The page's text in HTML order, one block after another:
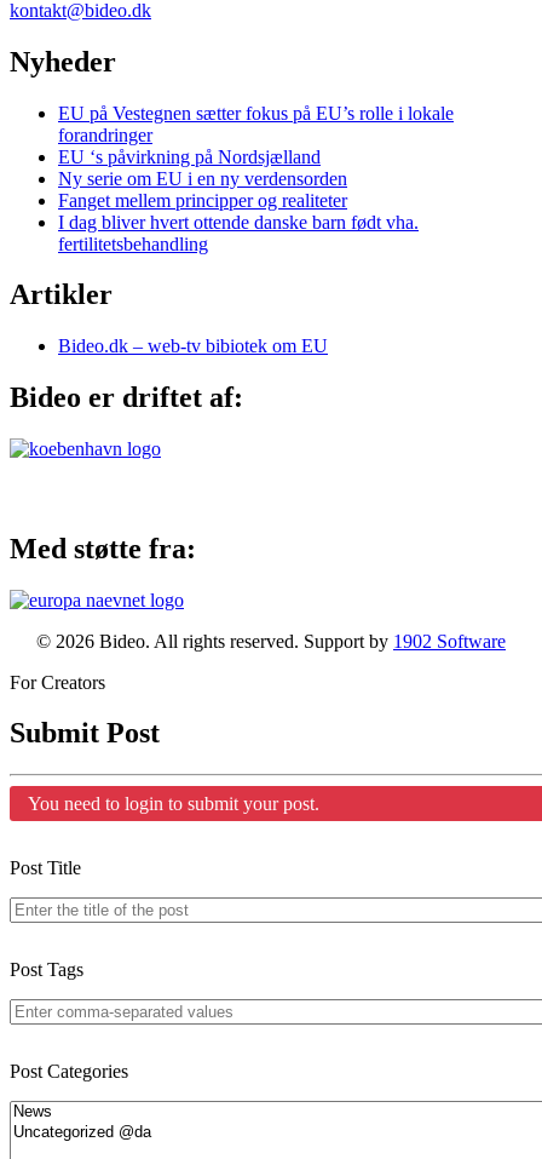
kontakt@bideo.dk
Nyheder
EU på Vestegnen sætter fokus på EU’s rolle i lokale
forandringer
EU ‘s påvirkning på Nordsjælland
Ny serie om EU i en ny verdensorden
Fanget mellem principper og realiteter
I dag bliver hvert ottende danske barn født vha.
fertilitetsbehandling
Artikler
Bideo.dk – web-tv bibiotek om EU
Bideo er driftet af:
Med støtte fra:
© 2026 Bideo. All rights reserved. Support by 1902 Software
For Creators
Submit Post
You need to login to submit your post.
Post Title
Post Tags
Post Categories